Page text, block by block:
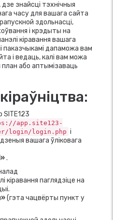
знайсці тэхнічныя
часу для вашага сайта
здольнасці,
і крэдыты на
кіравання вашага
паказчыкамі дапаможа вам
і ведаць, калі вам можа
план або аптымізаваць
​​SITE123
app.site123-
login/login.php і
вашага ўліковага
.
кіравання паглядзіце на
(гэта чацвёрты пункт у